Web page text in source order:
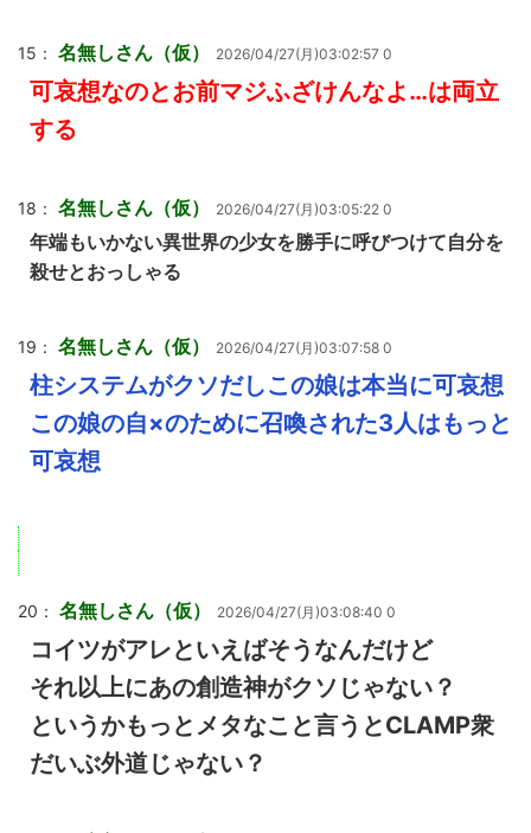
15： 名無しさん（仮） 2026/04/27(月)03:02:57 0
可哀想なのとお前マジふざけんなよ…は両立
する
18： 名無しさん（仮） 2026/04/27(月)03:05:22 0
年端もいかない異世界の少女を勝手に呼びつけて自分を
殺せとおっしゃる
19： 名無しさん（仮） 2026/04/27(月)03:07:58 0
柱システムがクソだしこの娘は本当に可哀想
この娘の自×のために召喚された3人はもっと
可哀想
20： 名無しさん（仮） 2026/04/27(月)03:08:40 0
コイツがアレといえばそうなんだけど
それ以上にあの創造神がクソじゃない？
というかもっとメタなこと言うとCLAMP衆
だいぶ外道じゃない？